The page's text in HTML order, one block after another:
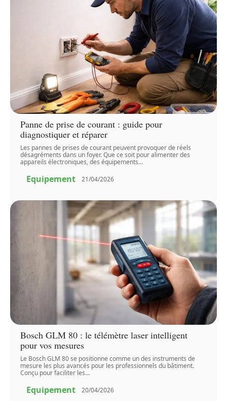
Panne de prise de courant : guide pour
diagnostiquer et réparer
Les pannes de prises de courant peuvent provoquer de réels
désagréments dans un foyer. Que ce soit pour alimenter des
appareils électroniques, des équipements…
Equipement 21/04/2026
Bosch GLM 80 : le télémètre laser intelligent
pour vos mesures
Le Bosch GLM 80 se positionne comme un des instruments de
mesure les plus avancés pour les professionnels du bâtiment.
Conçu pour faciliter les…
Equipement 20/04/2026